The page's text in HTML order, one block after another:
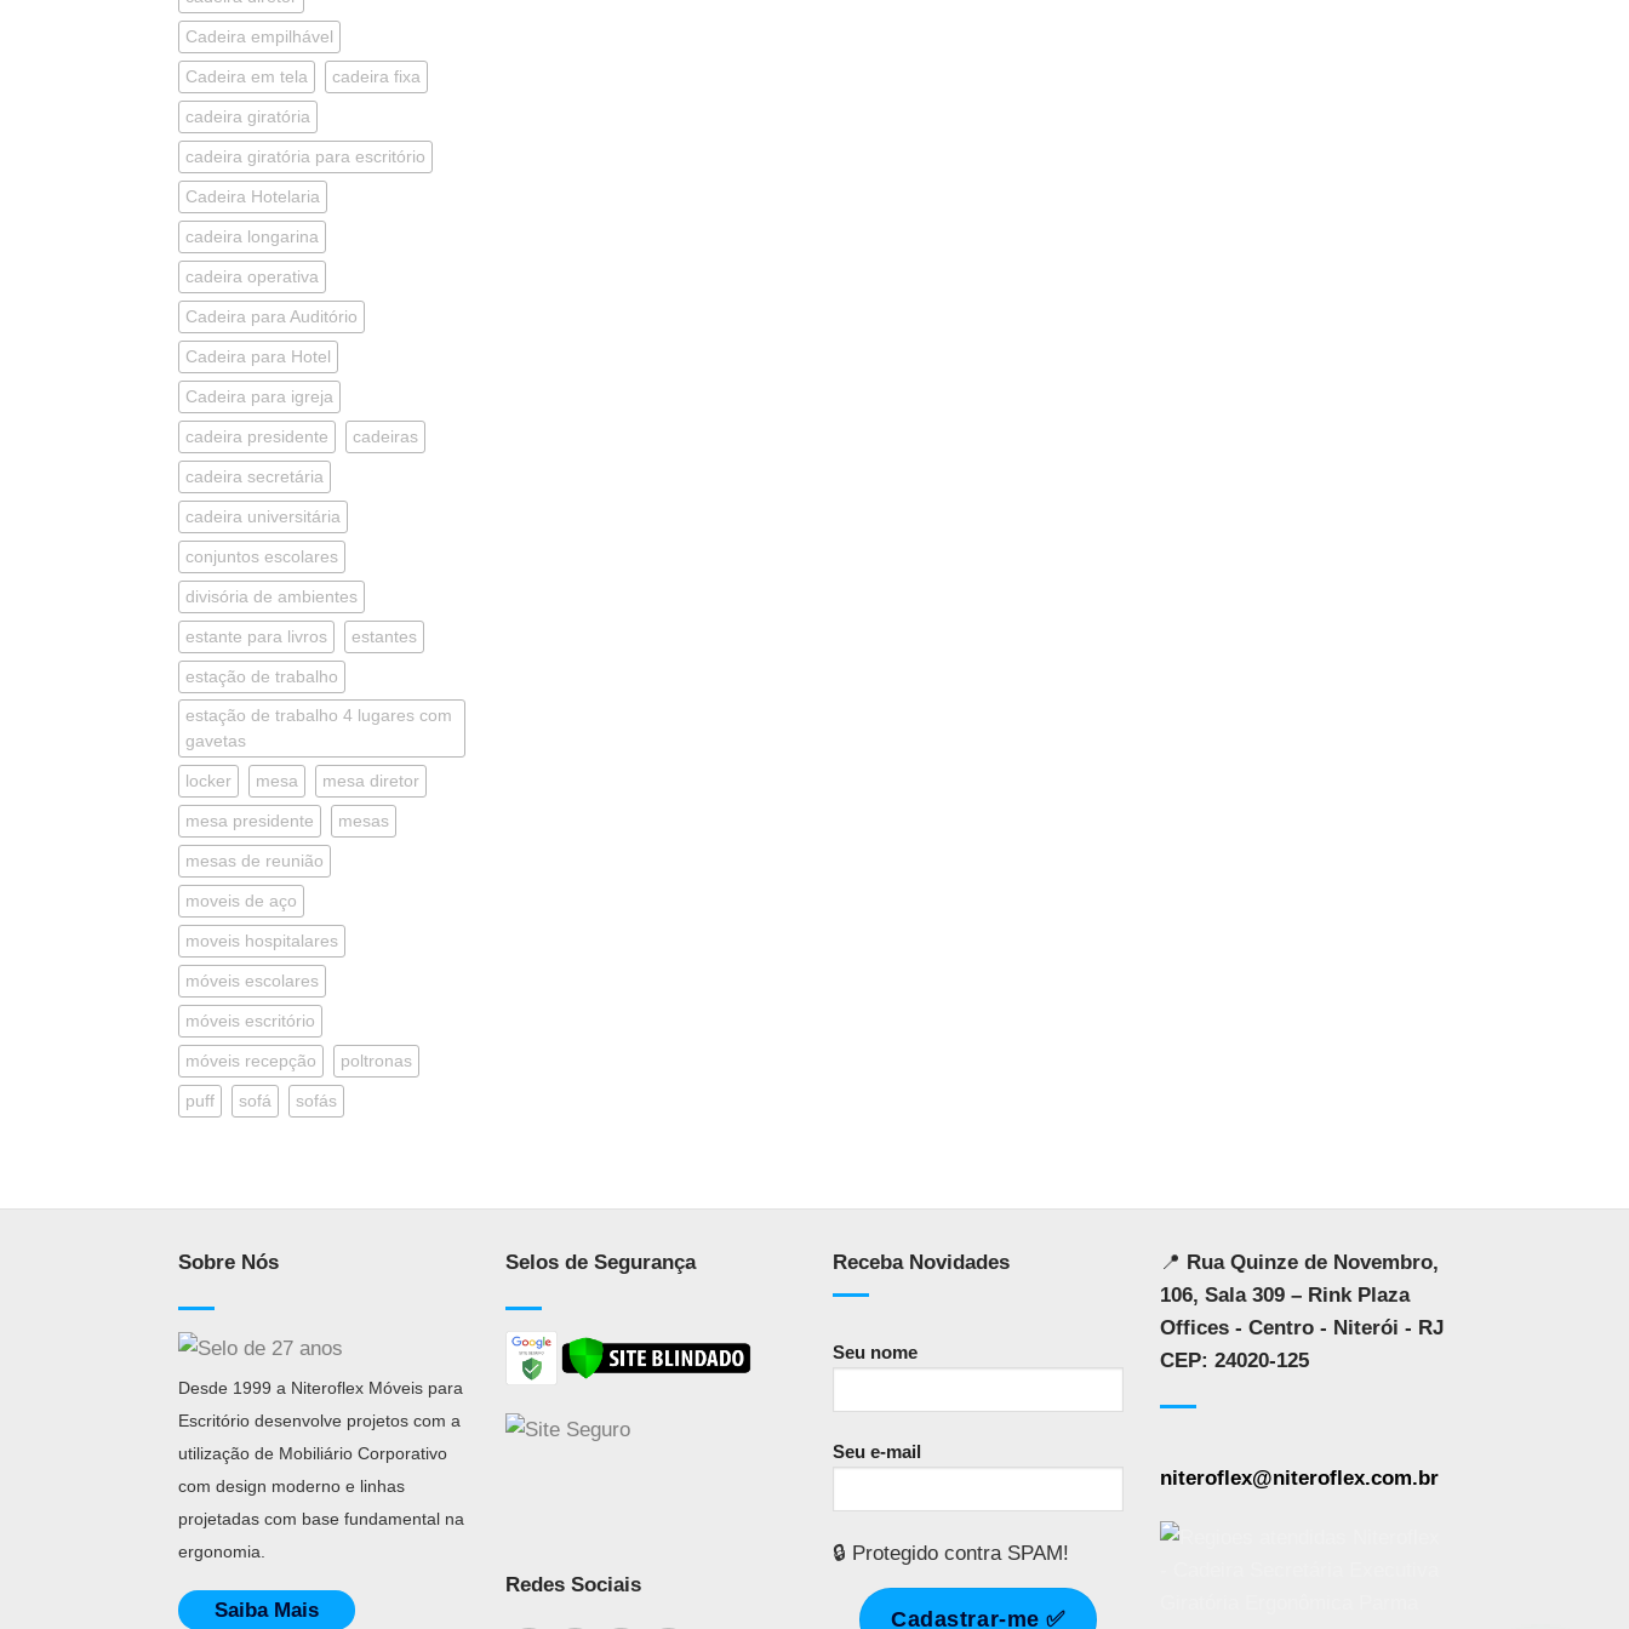
Cadeira empilhável
Cadeira em tela cadeira fixa
cadeira giratória
cadeira giratória para escritório
Cadeira Hotelaria
cadeira longarina
cadeira operativa
Cadeira para Auditório
Cadeira para Hotel
Cadeira para igreja
cadeira presidente cadeiras
cadeira secretária
cadeira universitária
conjuntos escolares
divisória de ambientes
estante para livros estantes
estação de trabalho
estação de trabalho 4 lugares com
gavetas
locker mesa mesa diretor
mesa presidente mesas
mesas de reunião
moveis de aço
moveis hospitalares
móveis escolares
móveis escritório
móveis recepção poltronas
puff sofá sofás
Sobre Nós
Desde 1999 a Niteroflex Móveis para
Escritório desenvolve projetos com a
utilização de Mobiliário Corporativo
com design moderno e linhas
projetadas com base fundamental na
ergonomia.
Saiba Mais
Selos de Segurança
Redes Sociais
Receba Novidades
Seu nome
Seu e-mail
🔒 Protegido contra SPAM!
📍 Rua Quinze de Novembro,
106, Sala 309 – Rink Plaza
Offices - Centro - Niterói - RJ
CEP: 24020-125
niteroflex@niteroflex.com.br